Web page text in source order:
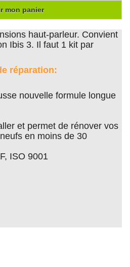
mon panier
haut-parleur. Convient
Ibis 3. Il faut 1 kit par
réparation:
nouvelle formule longue
et permet de rénover vos
en moins de 30
ISO 9001